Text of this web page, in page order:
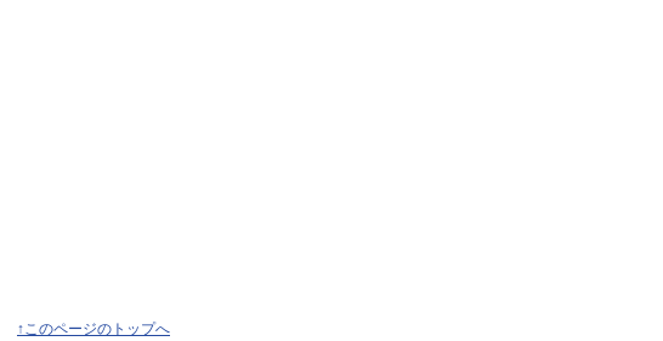
↑このページのトップへ